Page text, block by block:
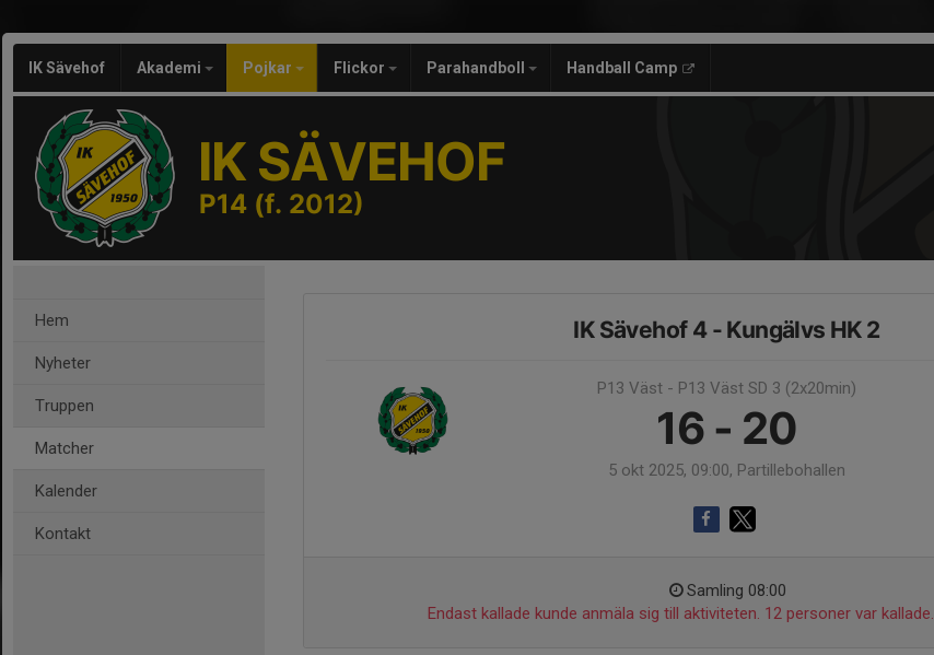
IK Sävehof Akademi Pojkar Flickor Parahandboll Handball Camp
IK SÄVEHOF
P14 (f. 2012)
Hem
Nyheter
Truppen
Matcher
Kalender
Kontakt
IK Sävehof 4 - Kungälvs HK 2
P13 Väst - P13 Väst SD 3 (2x20min)
16 - 20
5 okt 2025, 09:00, Partillebohallen
Samling 08:00
Endast kallade kunde anmäla sig till aktiviteten. 12 personer var kallade.